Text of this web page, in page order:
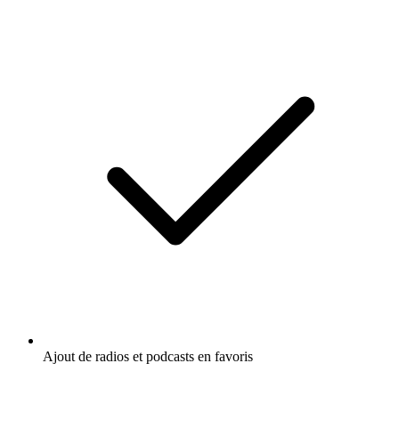
Ajout de radios et podcasts en favoris